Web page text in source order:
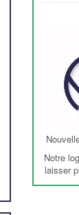
Notre
laisser